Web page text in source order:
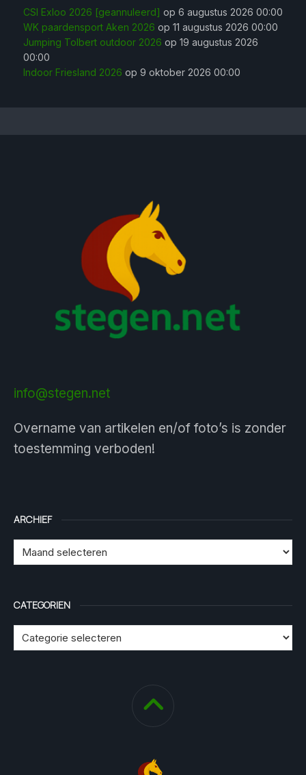
CSI Exloo 2026 [geannuleerd] op 6 augustus 2026 00:00
WK paardensport Aken 2026 op 11 augustus 2026 00:00
Jumping Tolbert outdoor 2026 op 19 augustus 2026
00:00
Indoor Friesland 2026 op 9 oktober 2026 00:00
info@stegen.net
Overname van artikelen en/of foto’s is zonder
toestemming verboden!
ARCHIEF
CATEGORIEN